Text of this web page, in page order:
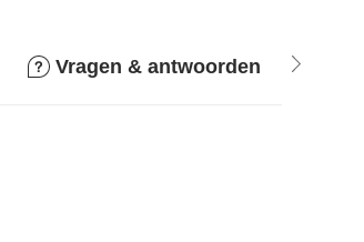
Vragen & antwoorden